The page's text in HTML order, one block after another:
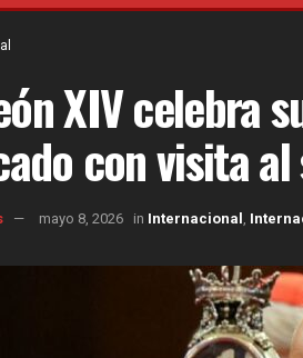
XIV celebra
con visita
mayo 8, 2026 in Internacional